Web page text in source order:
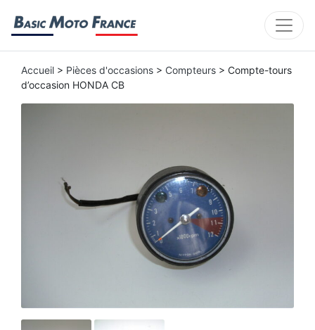
Accueil > Pièces d'occasions > Compteurs > Compte-tours
d’occasion HONDA CB